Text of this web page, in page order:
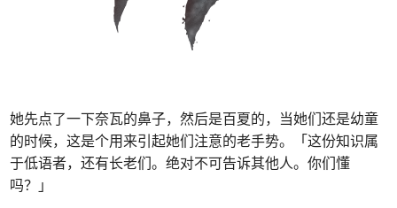
她先点了一下奈瓦的鼻子，然后是百夏的，当她们还是幼童
的时候，这是个用来引起她们注意的老手势。「这份知识属
于低语者，还有长老们。绝对不可告诉其他人。你们懂
吗？」